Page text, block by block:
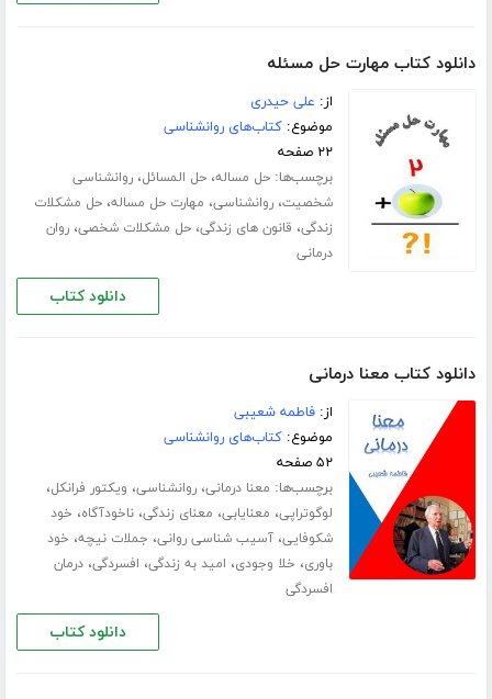
دانلود کتاب مهارت حل مسئله
از: علی حیدری
موضوع:کتاب‌های روانشناسی
۲۲ صفحه
برچسب‌ها:حل مساله،حل المسائل،روانشناسی
شخصیت،روانشناسی، مهارت حل مساله،حل مشکلات
زندگی، قانون های زندگی،حل مشکلات شخصی،روان
درمانی
دانلود کتاب
دانلود کتاب معنا درمانی
از:فاطمه شعیبی
موضوع:کتاب‌های روانشناسی
۵۲ صفحه
برچسب‌ها: معنا درمانی،روانشناسی، ویکتور فرانکل،
لوگوتراپی، معنایابی، معنای زندگی،ناخودآگاه، خود
شکوفایی،آسیب شناسی روانی، جملات نیچه، خود
باوری، خلا وجودی، امید به زندگی، افسردگی،درمان
افسردگی
دانلود کتاب